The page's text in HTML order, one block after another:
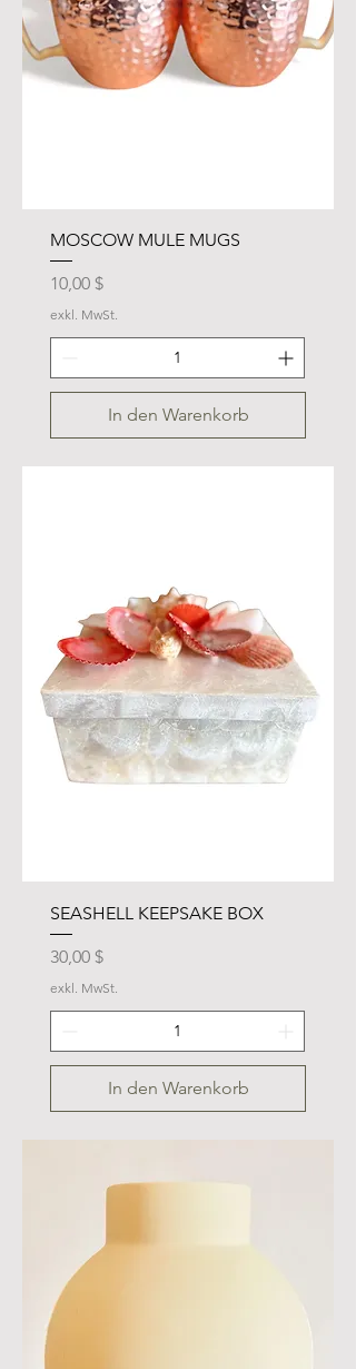
MOSCOW MULE MUGS
Preis
10,00 $
exkl. MwSt.
In den Warenkorb
SEASHELL KEEPSAKE BOX
Preis
30,00 $
exkl. MwSt.
In den Warenkorb